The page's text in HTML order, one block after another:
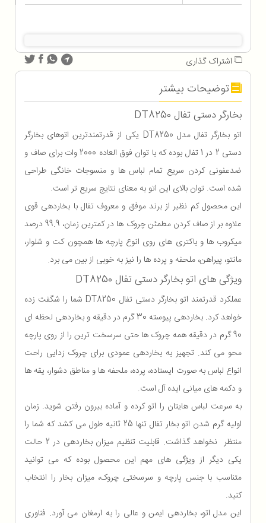
اشتراک گذاری
توضیحات بیشتر
بخارگر دستی تفال DT8250
اتو بخارگر تفال مدل DT8250 یکی از قدرتمندترین اتوهای بخارگر
دستی 2 در 1 تفال بوده که با توان فوق العاده 2000 وات برای صاف و
ضدعفونی کردن سریع تمام لباس ها و منسوجات خانگی طراحی
شده است. توان بالای این اتو به معنای نتایج سریع تر است.
این محصول کم نظیر از برند موفق و معروف تفال با بخاردهی قوی
علاوه بر از صاف کردن مطمئن چروک ها در کمترین زمان، 99.9 درصد
میکروب ها و باکتری های روی انوع پارچه ها همچون کت و شلوار،
مانتو، پیراهن، ملحفه و پرده ها را نیز به خوبی از بین می برد.
ویژگی های اتو بخارگر دستی تفال DT8250
عملکرد قدرتمند اتو بخارگر دستی تفال DT8250 شما را شگفت زده
خواهد کرد. بخاردهی پیوسته 30 گرم در دقیقه و بخاردهی لحظه ای
90 گرم در دقیقه همه چروک ها حتی سرسخت ترین را از روی پارچه
محو می کند. تجهیز به بخاردهی عمودی برای چروک زدایی راحت
انواع لباس به صورت ایستاده، پرده، ملحفه ها و مناطق دشوار، یقه ها
و دکمه های میانی ایده آل است.
به سرعت لباس هایتان را اتو کرده و آماده بیرون رفتن شوید. زمان
اولیه گرم شدن اتو بخار تفال تنها 25 ثانیه طول می کشد که شما را
منتظر نخواهد گذاشت. قابلیت تنظیم میزان بخاردهی در 2 حالت
یکی دیگر از ویژگی های مهم این محصول بوده که می توانید
متناسب با جنس پارچه و سرسختی چروک، میزان بخار را انتخاب
کنید.
این مدل اتو، بخاردهی ایمن و عالی را به ارمغان می آورد. فناوری